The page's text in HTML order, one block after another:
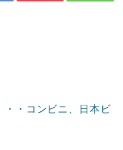
・・コンビニ、日本ビ